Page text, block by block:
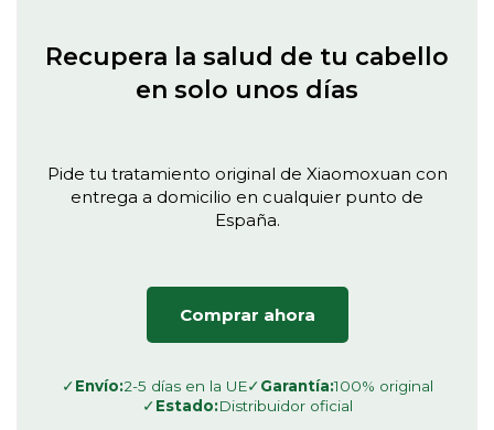
Recupera la salud de tu cabello
en solo unos días
Pide tu tratamiento original de Xiaomoxuan con
entrega a domicilio en cualquier punto de
España.
Comprar ahora
✓Envío:2-5 días en la UE✓Garantía:100% original
✓Estado:Distribuidor oficial